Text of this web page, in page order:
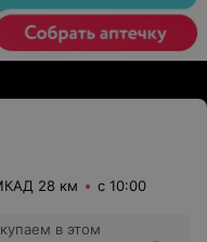
28 км с 10:00
в этом